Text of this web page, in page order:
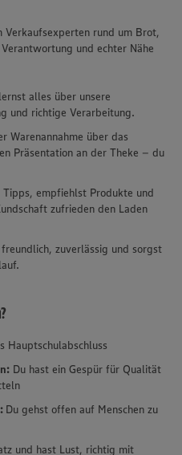
rund um Brot,
und echter Nähe
alles über unsere
und richtige Verarbeitung.
Warenannahme über das
Präsentation an der Theke – du
Tipps, empfiehlst Produkte und
zufrieden den Laden
zuverlässig und sorgst
Hauptschulabschluss
Du hast ein Gespür für Qualität
Du gehst offen auf Menschen zu
und hast Lust, richtig mit